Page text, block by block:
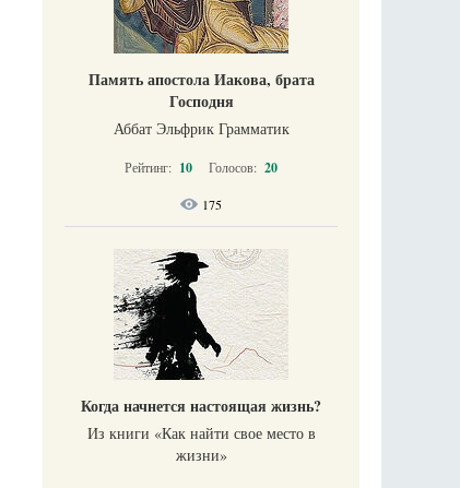
Память апостола Иакова, брата
Господня
Аббат Эльфрик Грамматик
Рейтинг: 10 Голосов: 20
175
Когда начнется настоящая жизнь?
Из книги «Как найти свое место в
жизни​»